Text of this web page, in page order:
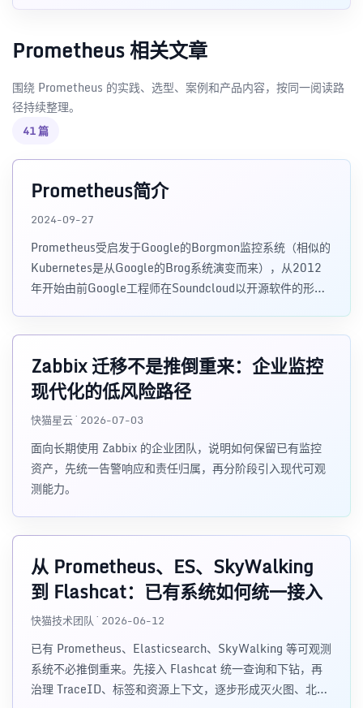
Prometheus 相关文章
围绕 Prometheus 的实践、选型、案例和产品内容，按同一阅读路
径持续整理。
41 篇
Prometheus简介
2024-09-27
Prometheus受启发于Google的Borgmon监控系统（相似的
Kubernetes是从Google的Brog系统演变而来），从2012
年开始由前Google工程师在Soundcloud以开源软件的形式
新存储层的2.0版本，能更好地与容器平台、云平台配合
Zabbix 迁移不是推倒重来：企业监控
现代化的低风险路径
快猫星云 · 2026-07-03
面向长期使用 Zabbix 的企业团队，说明如何保留已有监控
资产，先统一告警响应和责任归属，再分阶段引入现代可观
测能力。
从 Prometheus、ES、SkyWalking
到 Flashcat：已有系统如何统一接入
快猫技术团队 · 2026-06-12
已有 Prometheus、Elasticsearch、SkyWalking 等可观测
系统不必推倒重来。先接入 Flashcat 统一查询和下钻，再
治理 TraceID、标签和资源上下文，逐步形成灭火图、北极